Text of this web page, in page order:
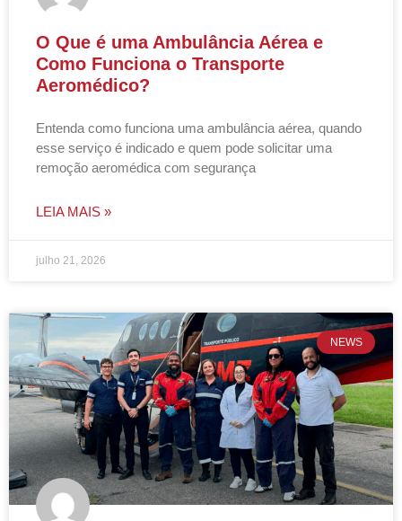
O Que é uma Ambulância Aérea e
Como Funciona o Transporte
Aeromédico?
Entenda como funciona uma ambulância aérea, quando
esse serviço é indicado e quem pode solicitar uma
remoção aeromédica com segurança
LEIA MAIS »
julho 21, 2026
NEWS